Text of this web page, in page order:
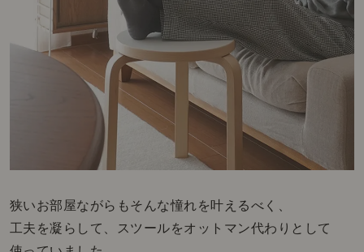
狭いお部屋ながらもそんな憧れを叶えるべく、
工夫を凝らして、スツールをオットマン代わりとして